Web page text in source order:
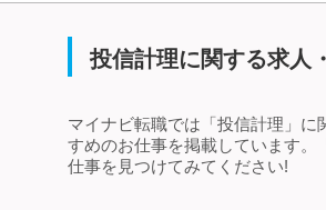
投信計理に関する求人
マイナビ転職では「投信計理」
すめのお仕事を掲載しています。
仕事を見つけてみてください!